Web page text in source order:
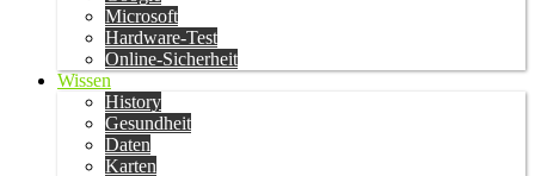
Microsoft
Hardware-Test
Online-Sicherheit
Wissen
History
Gesundheit
Daten
Karten